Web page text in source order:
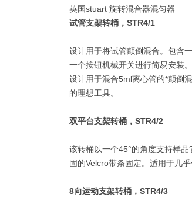
英国stuart 旋转混合器混匀器
试管支架转桶，STR4/1
设计用于将试管颠倒混合。包含
一个按钮机械开关进行简易安装。
设计用于混合5ml离心管的*颠倒
的理想工具。
双平台支架转桶，STR4/2
该转桶以一个45°的角度支持样
固的Velcro带条固定。适用于几
8向运动支架转桶，STR4/3